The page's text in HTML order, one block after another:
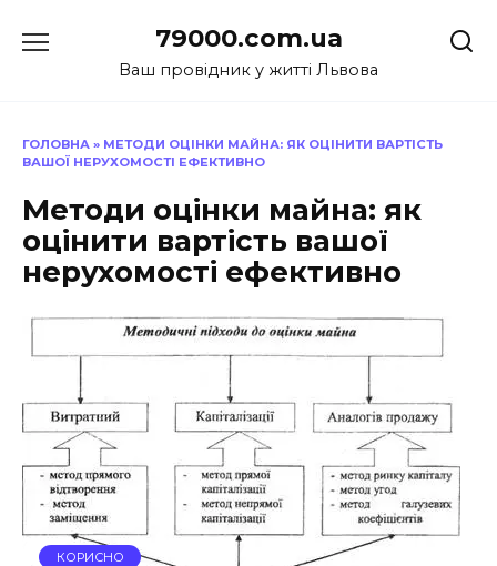
до
79000.com.ua
Ваш провідник у житті Львова
ГОЛОВНА » МЕТОДИ ОЦІНКИ МАЙНА: ЯК ОЦІНИТИ ВАРТІСТЬ
ВАШОЇ НЕРУХОМОСТІ ЕФЕКТИВНО
Методи оцінки майна: як
оцінити вартість вашої
нерухомості ефективно
КОРИСНО